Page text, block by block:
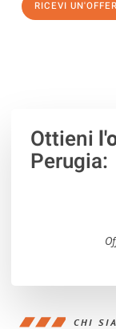
RICEVI
Ottieni
Perugia:
CHI